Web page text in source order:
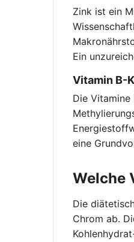
Zink ist ein
Ein
Vitamin B-
Die
eine
Welche
Die
Chrom ab.